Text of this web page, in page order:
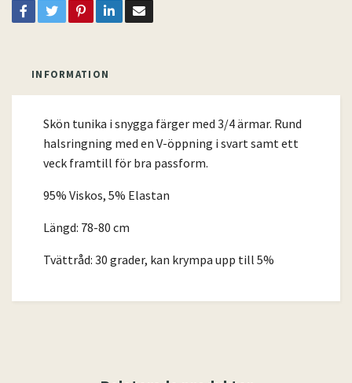
INFORMATION
Skön tunika i snygga färger med 3/4 ärmar. Rund
halsringning med en V-öppning i svart samt ett
veck framtill för bra passform.
95% Viskos, 5% Elastan
Längd: 78-80 cm
Tvättråd: 30 grader, kan krympa upp till 5%